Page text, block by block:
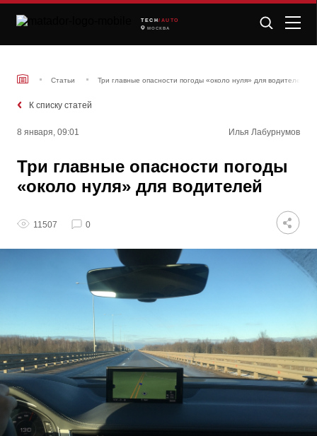
TECH /AUTO
МОСКВА
Статьи Три главные опасности погоды «около нуля» для водителей
К списку статей
8 января, 09:01 Илья Лабурнумов
Три главные опасности погоды
«около нуля» для водителей
11507 0